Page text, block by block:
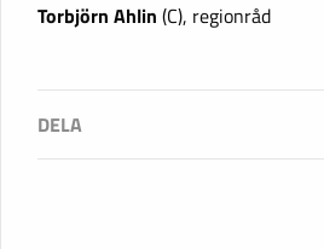
Torbjörn Ahlin (C), regionråd